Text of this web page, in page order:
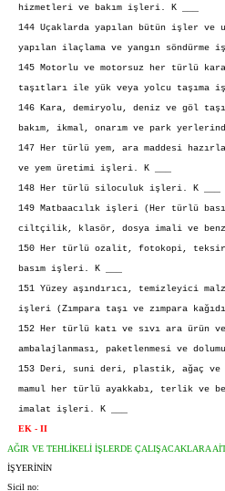
hizmetleri ve bakım işleri. K ___
144 Uçaklarda yapılan bütün işler ve
yapılan ilaçlama ve yangın söndürme
145 Motorlu ve motorsuz her türlü kara
taşıtları ile yük veya yolcu taşıma
146 Kara, demiryolu, deniz ve göl
bakım, ikmal, onarım ve park
147 Her türlü yem, ara maddesi
ve yem üretimi işleri. K ___
148 Her türlü siloculuk işleri. K ___
149 Matbaacılık işleri (Her türlü
ciltçilik, klasör, dosya imali ve
150 Her türlü ozalit, fotokopi,
basım işleri. K ___
151 Yüzey aşındırıcı, temizleyici
işleri (Zımpara taşı ve zımpara
152 Her türlü katı ve sıvı ara ürün
ambalajlanması, paketlenmesi ve
153 Deri, suni deri, plastik, ağaç ve
mamul her türlü ayakkabı, terlik ve
imalat işleri. K ___
EK - II
AĞIR VE TEHLİKELİ İŞLERDE ÇALIŞACAKLARA
İŞYERİNİN
Sicil no: